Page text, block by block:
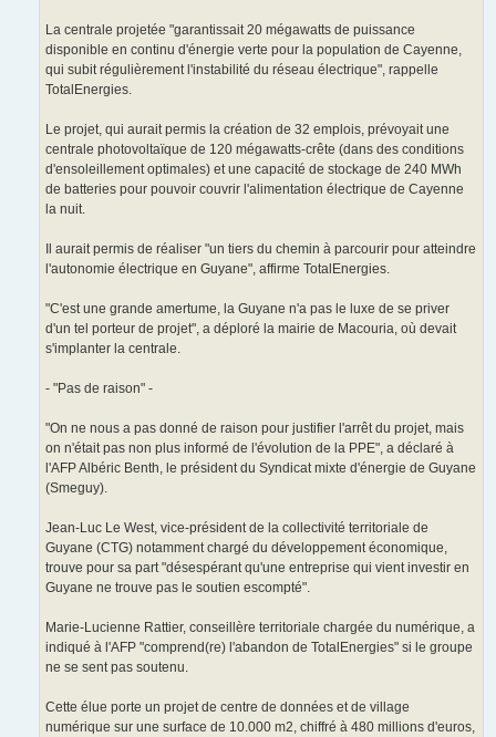
La centrale projetée "garantissait 20 mégawatts de puissance
disponible en continu d'énergie verte pour la population de Cayenne,
qui subit régulièrement l'instabilité du réseau électrique", rappelle
TotalEnergies.
Le projet, qui aurait permis la création de 32 emplois, prévoyait une
centrale photovoltaïque de 120 mégawatts-crête (dans des conditions
d'ensoleillement optimales) et une capacité de stockage de 240 MWh
de batteries pour pouvoir couvrir l'alimentation électrique de Cayenne
la nuit.
Il aurait permis de réaliser "un tiers du chemin à parcourir pour atteindre
l'autonomie électrique en Guyane", affirme TotalEnergies.
"C'est une grande amertume, la Guyane n'a pas le luxe de se priver
d'un tel porteur de projet", a déploré la mairie de Macouria, où devait
s'implanter la centrale.
- "Pas de raison" -
"On ne nous a pas donné de raison pour justifier l'arrêt du projet, mais
on n'était pas non plus informé de l'évolution de la PPE", a déclaré à
l'AFP Albéric Benth, le président du Syndicat mixte d'énergie de Guyane
(Smeguy).
Jean-Luc Le West, vice-président de la collectivité territoriale de
Guyane (CTG) notamment chargé du développement économique,
trouve pour sa part "désespérant qu'une entreprise qui vient investir en
Guyane ne trouve pas le soutien escompté".
Marie-Lucienne Rattier, conseillère territoriale chargée du numérique, a
indiqué à l'AFP "comprend(re) l'abandon de TotalEnergies" si le groupe
ne se sent pas soutenu.
Cette élue porte un projet de centre de données et de village
numérique sur une surface de 10.000 m2, chiffré à 480 millions d'euros,